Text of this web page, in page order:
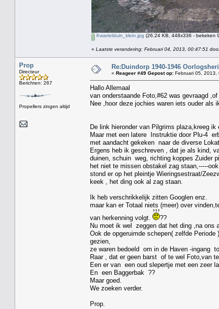
Kwartelduin_klein.jpg (26.24 KB, 448x336 - bekeken
« Laatste verandering: Februari 04, 2013, 00:47:51
Prop
Directeur
Berichten: 267
Propellers zingen altijd
Re:Duindorp 1940-1946
« Reageer #49 Gepost op: Februari 05, 2013,
Hallo Allemaal
van onderstaande Foto,#62 was gevraagd
Nee ,hoor deze jochies waren iets ouder als
De link hieronder van Pilgrims plaza,kreeg
Maar met een latere Instruktie door Plu-4
met aandacht gekeken naar de diverse
Ergens heb ik geschreven , dat je als kind,
duinen, schuin weg, richting koppes Zuider
het niet te missen obstakel zag staan,-----
stond er op het pleintje Wieringsestraat/
keek , het ding ook al zag staan.
Ik heb verschrikkelijk zitten Googlen enz.
maar kan er Totaal niets (meer) over
van herkenning volgt.
??
Nu moet ik wel zeggen dat het ding ,na ons
Ook de opgeruimde schepen( zelfde
gezien,
ze waren bedoeld om in de Haven -ingang
Raar , dat er geen barst of te wel Foto,van
Een er van een oud slepertje met een zeer
En een Baggerbak ??
Maar goed.
We zoeken verder.
Prop.